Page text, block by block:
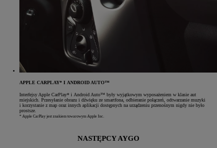
APPLE CARPLAY* I ANDROID AUTO™
Interfejsy Apple CarPlay* i Android Auto™ były wyjątkowym wyposażeniem w klasie aut
miejskich. Przesyłanie obrazu i dźwięku ze smartfona, odbieranie połączeń, odtwarzanie muzyki
i korzystanie z map oraz innych aplikacji dostępnych na urządzeniu przenośnym nigdy nie było
prostsze.
* Apple CarPlay jest znakiem towarowym Apple Inc.
NASTĘPCY AYGO